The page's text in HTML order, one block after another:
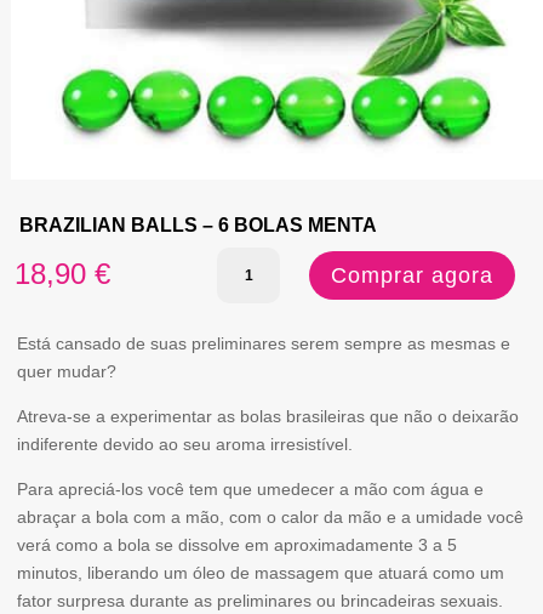
BRAZILIAN BALLS – 6 BOLAS MENTA
18,90 €
Quantidade
BRAZILIAN
-
BOLAS
MENTA
Comprar agora
Está cansado de suas preliminares serem sempre as mesmas e
quer mudar?
Atreva-se a experimentar as bolas brasileiras que não o deixarão
indiferente devido ao seu aroma irresistível.
Para apreciá-los você tem que umedecer a mão com água e
abraçar a bola com a mão, com o calor da mão e a umidade você
verá como a bola se dissolve em aproximadamente 3 a 5
minutos, liberando um óleo de massagem que atuará como um
fator surpresa durante as preliminares ou brincadeiras sexuais.